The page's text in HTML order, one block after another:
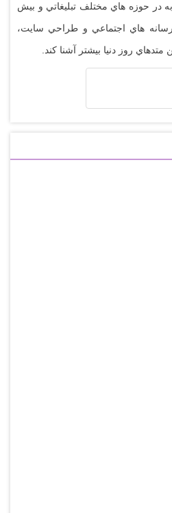
تجربه در حوزه هاي مختلف تبليغاتي و بيش
هاي اجتماعي و طراحي سايت،
روز دنيا بيشتر آشنا کند.